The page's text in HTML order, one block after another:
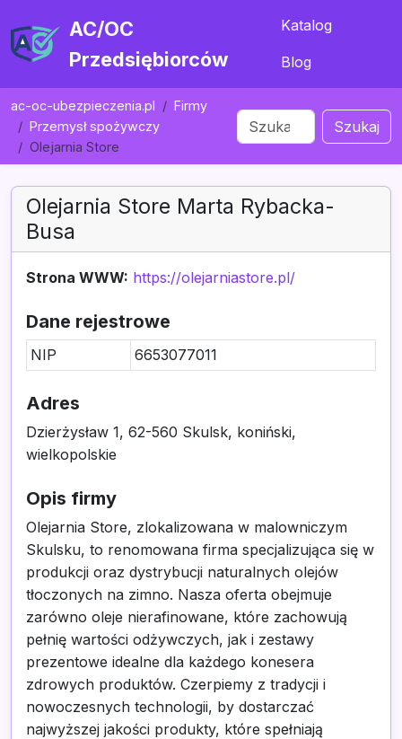
AC/OC
Przedsiębiorców
Katalog
Blog
ac-oc-ubezpieczenia.pl
Firmy
Przemysł spożywczy
Olejarnia Store
Szukaj
Olejarnia Store Marta Rybacka-
Busa
Strona WWW: https://olejarniastore.pl/
Dane rejestrowe
NIP 6653077011
Adres
Dzierżysław 1, 62-560 Skulsk, koniński,
wielkopolskie
Opis firmy
Olejarnia Store, zlokalizowana w malowniczym
Skulsku, to renomowana firma specjalizująca się w
produkcji oraz dystrybucji naturalnych olejów
tłoczonych na zimno. Nasza oferta obejmuje
zarówno oleje nierafinowane, które zachowują
pełnię wartości odżywczych, jak i zestawy
prezentowe idealne dla każdego konesera
zdrowych produktów. Czerpiemy z tradycji i
nowoczesnych technologii, by dostarczać
najwyższej jakości produkty, które spełniają